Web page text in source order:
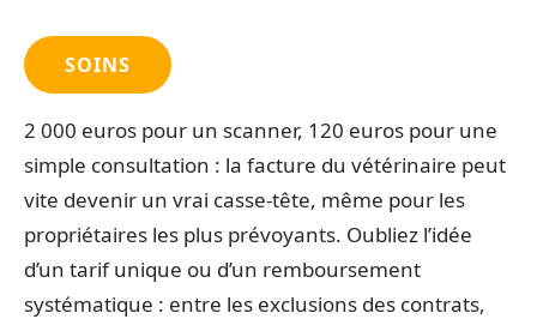
SOINS
2 000 euros pour un scanner, 120 euros pour une
simple consultation : la facture du vétérinaire peut
vite devenir un vrai casse-tête, même pour les
propriétaires les plus prévoyants. Oubliez l’idée
d’un tarif unique ou d’un remboursement
systématique : entre les exclusions des contrats,